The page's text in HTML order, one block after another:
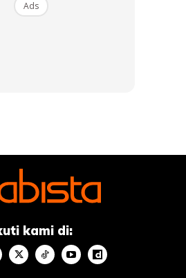
Ads
kami di: